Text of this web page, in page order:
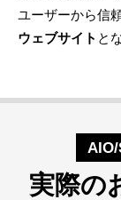
ユーザーから信
ウェブサイト と
AIO/
実際の